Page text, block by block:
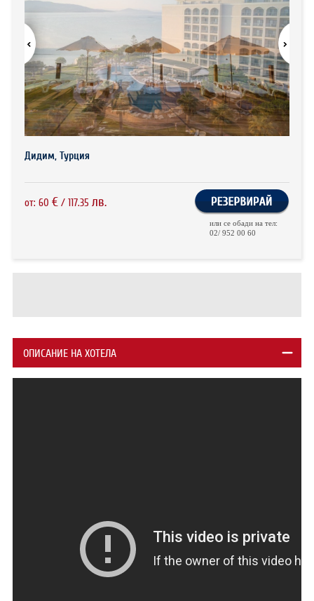
ХОТЕЛИ В ГЪРЦИЯ
НОВА ГОДИНА 2027
ХОТЕЛИ В АЛБАНИЯ
АВТОБУСИ ПОД НАЕМ
ОБЩИ УСЛОВИЯ ПАКЕТНИ
Дидим, Турция
от: 60 €/ 117.35 лв.
или се обади на тел:
02/ 952 00 60
ОПИСАНИЕ НА ХОТЕЛА